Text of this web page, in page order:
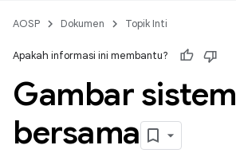
AOSP Dokumen Topik Inti
Apakah informasi ini membantu?
Gambar sistem
bersama